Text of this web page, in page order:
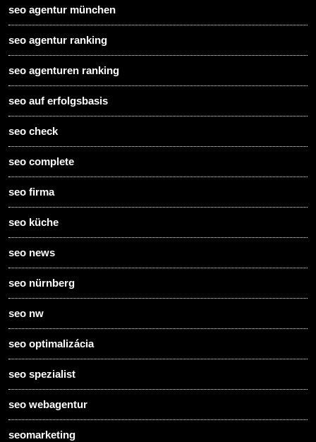
seo agentur münchen
seo agentur ranking
seo agenturen ranking
seo auf erfolgsbasis
seo check
seo complete
seo firma
seo küche
seo news
seo nürnberg
seo nw
seo optimalizácia
seo spezialist
seo webagentur
seomarketing